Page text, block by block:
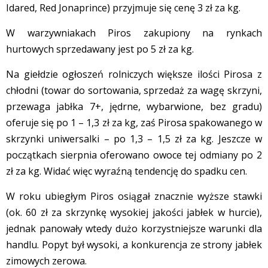
Idared, Red Jonaprince) przyjmuje się cenę 3 zł za kg.
W warzywniakach Piros zakupiony na rynkach
hurtowych sprzedawany jest po 5 zł za kg.
Na giełdzie ogłoszeń rolniczych większe ilości Pirosa z
chłodni (towar do sortowania, sprzedaż za wagę skrzyni,
przewaga jabłka 7+, jędrne, wybarwione, bez gradu)
oferuje się po 1 – 1,3 zł za kg, zaś Pirosa spakowanego w
skrzynki uniwersalki – po 1,3 – 1,5 zł za kg. Jeszcze w
początkach sierpnia oferowano owoce tej odmiany po 2
zł za kg. Widać więc wyraźną tendencję do spadku cen.
W roku ubiegłym Piros osiągał znacznie wyższe stawki
(ok. 60 zł za skrzynkę wysokiej jakości jabłek w hurcie),
jednak panowały wtedy dużo korzystniejsze warunki dla
handlu. Popyt był wysoki, a konkurencja ze strony jabłek
zimowych zerowa.